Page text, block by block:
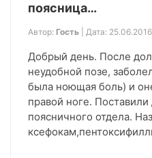
поясница…
Автор: Гость | Дата: 25.06.2016
Добрый день. После
неудобной позе,
была ноющая боль) и
правой ноге.
поясничного отдела.